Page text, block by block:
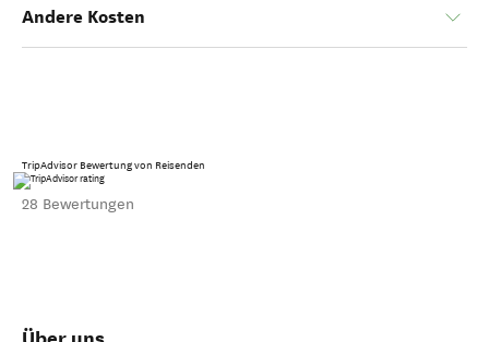
Andere Kosten
TripAdvisor Bewertung von Reisenden
28 Bewertungen